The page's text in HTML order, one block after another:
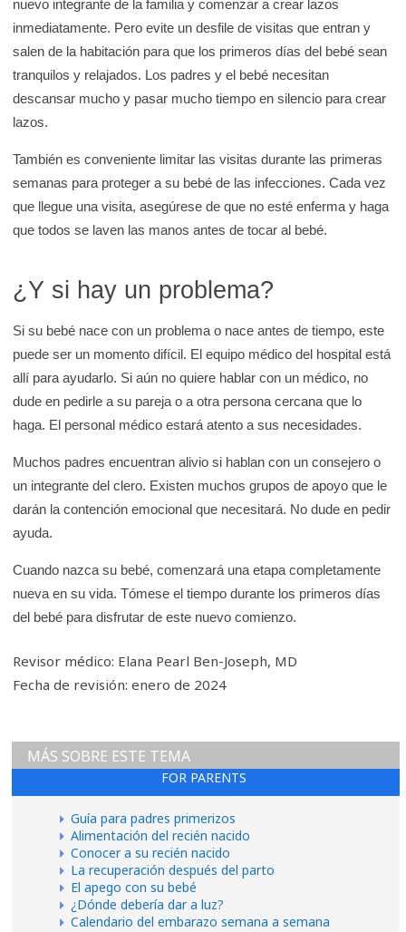
nuevo integrante de la familia y comenzar a crear lazos
inmediatamente. Pero evite un desfile de visitas que entran y
salen de la habitación para que los primeros días del bebé sean
tranquilos y relajados. Los padres y el bebé necesitan
descansar mucho y pasar mucho tiempo en silencio para crear
lazos.
También es conveniente limitar las visitas durante las primeras
semanas para proteger a su bebé de las infecciones. Cada vez
que llegue una visita, asegúrese de que no esté enferma y haga
que todos se laven las manos antes de tocar al bebé.
¿Y si hay un problema?
Si su bebé nace con un problema o nace antes de tiempo, este
puede ser un momento difícil. El equipo médico del hospital está
allí para ayudarlo. Si aún no quiere hablar con un médico, no
dude en pedirle a su pareja o a otra persona cercana que lo
haga. El personal médico estará atento a sus necesidades.
Muchos padres encuentran alivio si hablan con un consejero o
un integrante del clero. Existen muchos grupos de apoyo que le
darán la contención emocional que necesitará. No dude en pedir
ayuda.
Cuando nazca su bebé, comenzará una etapa completamente
nueva en su vida. Tómese el tiempo durante los primeros días
del bebé para disfrutar de este nuevo comienzo.
Revisor médico: Elana Pearl Ben-Joseph, MD
Fecha de revisión: enero de 2024
FOR PARENTS
MÁS SOBRE ESTE TEMA
Guía para padres primerizos
Alimentación del recién nacido
Conocer a su recién nacido
La recuperación después del parto
El apego con su bebé
¿Dónde debería dar a luz?
Calendario del embarazo semana a semana